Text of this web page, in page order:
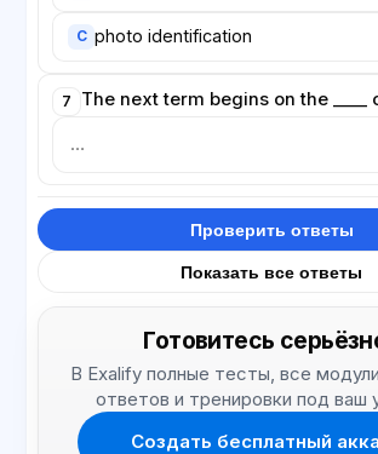
C photo identification
7 The next term begins on the ____
Проверить ответы
Показать все ответы
Готовитесь
В Exalify полные тесты, все
ответов и тренировки под ваш
Создать бесплатный